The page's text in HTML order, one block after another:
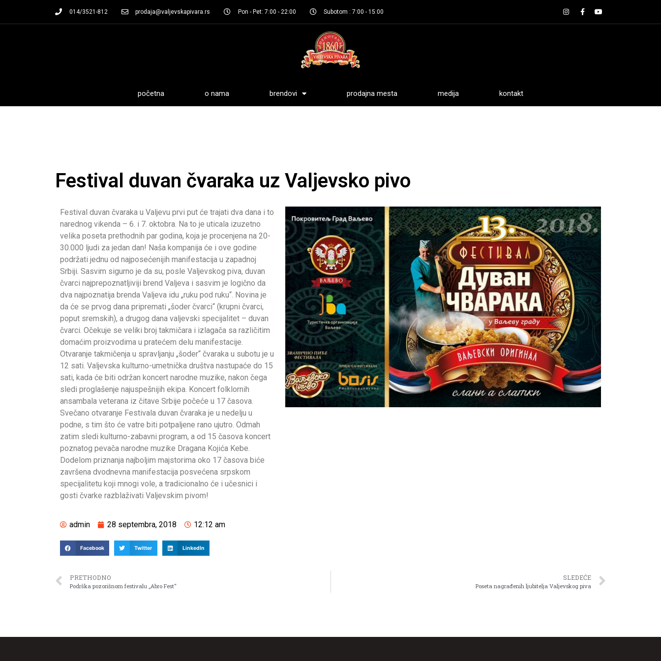
014/3521-812 prodaja@valjevskapivara.rs Pon - Pet: 7:00 - 22:00 Subotom : 7:00 - 15:00
početna o nama brendovi prodajna mesta medija kontakt
Festival duvan čvaraka uz Valjevsko pivo
Festival duvan čvaraka u Valjevu prvi put će trajati dva dana i to
narednog vikenda – 6. i 7. oktobra. Na to je uticala izuzetno
velika poseta prethodnih par godina, koja je procenjena na 20-
30.000 ljudi za jedan dan! Naša kompanija će i ove godine
podržati jednu od najposećenijih manifestacija u zapadnoj
Srbiji. Sasvim sigurno je da su, posle Valjevskog piva, duvan
čvarci najprepoznatljiviji brend Valjeva i sasvim je logično da
dva najpoznatija brenda Valjeva idu „ruku pod ruku“. Novina je
da će se prvog dana pripremati „šoder čvarci“ (krupni čvarci,
poput sremskih), a drugog dana valjevski specijalitet – duvan
čvarci. Očekuje se veliki broj takmičara i izlagača sa različitim
domaćim proizvodima u pratećem delu manifestacije.
Otvaranje takmičenja u spravljanju „šoder“ čvaraka u subotu je u
12 sati. Valjevska kulturno-umetnička društva nastupaće do 15
sati, kada će biti održan koncert narodne muzike, nakon čega
sledi proglašenje najuspešnijih ekipa. Koncert folklornih
ansambala veterana iz čitave Srbije počeće u 17 časova.
Svečano otvaranje Festivala duvan čvaraka je u nedelju u
podne, s tim što će vatre biti potpaljene rano ujutro. Odmah
zatim sledi kulturno-zabavni program, a od 15 časova koncert
poznatog pevača narodne muzike Dragana Kojića Kebe.
Dodelom priznanja najboljim majstorima oko 17 časova biće
završena dvodnevna manifestacija posvećena srpskom
specijalitetu koji mnogi vole, a tradicionalno će i učesnici i
gosti čvarke razblaživati Valjevskim pivom!
admin 28 septembra, 2018 12:12 am
Facebook Twitter LinkedIn
PRETHODNO
Podrška pozorišnom festivalu „Abro Fest“
SLEDEĆE
Poseta nagrađenih ljubitelja Valjevskog piva